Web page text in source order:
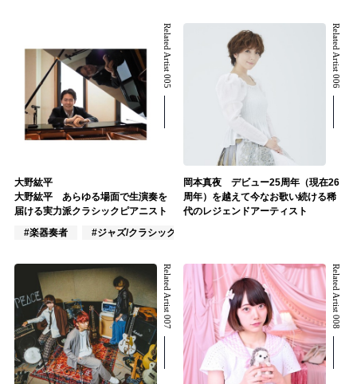
Related Artist 005
大野紘平
大野紘平 あらゆる場面で生演奏を
届ける実力派クラシックピアニスト
#楽器奏者
#ジャズ/クラシック
Related Artist 006
岡本真夜 デビュー25周年（現在26
周年）を越えて今なお歌い続ける稀
代のレジェンドアーティスト
Related Artist 007 Related Artist 008